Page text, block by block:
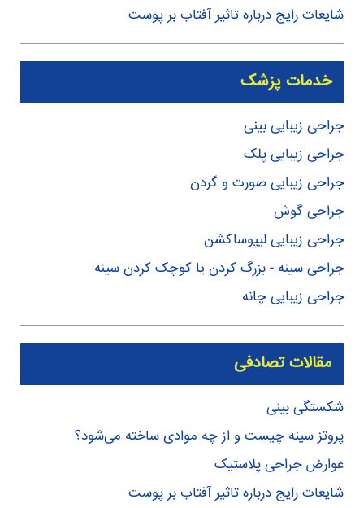
شایعات رایج درباره تاثیر آفتاب بر پوست
خدمات پزشک
جراحی زیبایی بینی
جراحی زیبایی پلک
جراحی زیبایی صورت و گردن
جراحی گوش
جراحی زیبایی لیپوساکشن
جراحی سینه - بزرگ کردن یا کوچک کردن سینه
جراحی زیبایی چانه
مقالات تصادفی
شکستگی بینی
پروتز سینه چیست و از چه موادی ساخته می‌شود؟
عوارض جراحی پلاستیک
شایعات رایج درباره تاثیر آفتاب بر پوست